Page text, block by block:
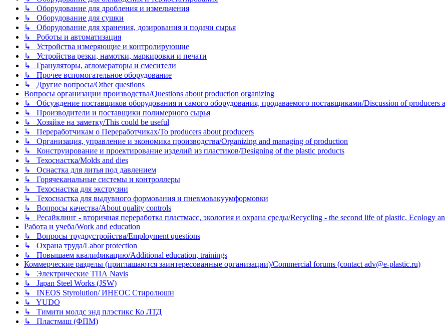
↳ Оборудование для дробления и измельчения
↳ Оборудование для сушки
↳ Оборудование для хранения, дозирования и подачи сырья
↳ Роботы и автоматизация
↳ Устройства измеряющие и контролирующие
↳ Устройства резки, намотки, маркировки и печати
↳ Грануляторы, агломераторы и смесители
↳ Прочее вспомогательное оборудование
↳ Другие вопросы/Other questions
Вопросы организации производства/Questions about production organizing
↳ Обсуждение поставщиков оборудования и самого оборудования, продаваемого поставщиками/Discussion of producers
↳ Производители и поставщики полимерного сырья
↳ Хозяйке на заметку/This could be useful
↳ Переработчикам о Переработчиках/To producers about producers
↳ Организация, управление и экономика производства/Organizing and managing of production
↳ Конструирование и проектирование изделий из пластиков/Designing of the plastic products
↳ Техоснастка/Molds and dies
↳ Оснастка для литья под давлением
↳ Горячеканальные системы и контроллеры
↳ Техоснастка для экструзии
↳ Техоснастка для выдувного формования и пневмовакуумформовки
↳ Вопросы качества/About quality controls
↳ Ресайклинг - вторичная переработка пластмасс, экология и охрана среды/Recycling - the second life of plastic. Ecology
Работа и учеба/Work and education
↳ Вопросы трудоустройства/Employment questions
↳ Охрана труда/Labor protection
↳ Повышаем квалификацию/Additional education, trainings
Коммерческие разделы (приглашаются заинтересованные организации)/Commercial forums (contact adv@e-plastic.ru)
↳ Электрические ТПА Navis
↳ Japan Steel Works (JSW)
↳ INEOS Styrolution/ ИНЕОС Стиролюшн
↳ YUDO
↳ Тимити молдс энд плэстикс Ко ЛТД
↳ Пластмаш (ФПМ)